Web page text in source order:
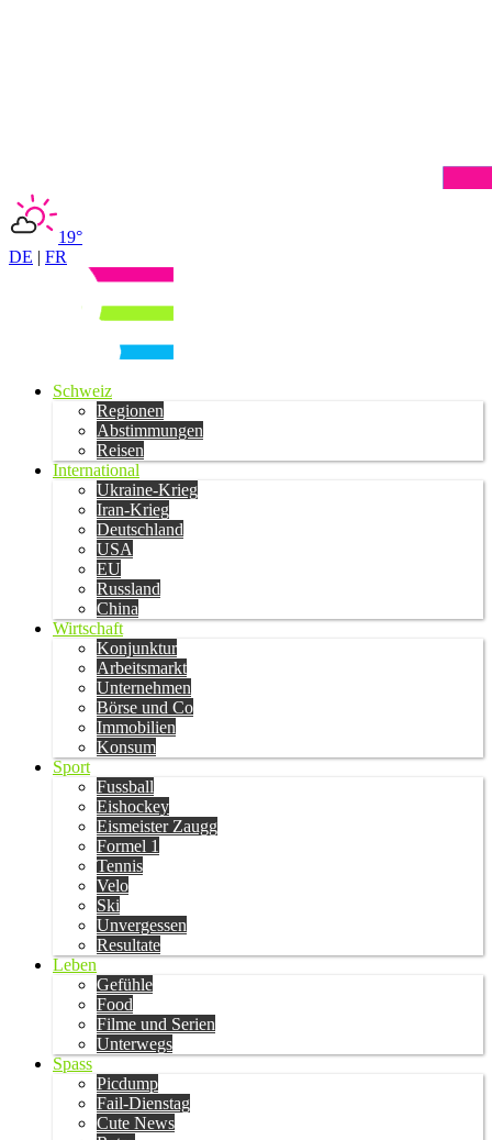
19°
DE | FR
Schweiz
Regionen
Abstimmungen
Reisen
International
Ukraine-Krieg
Iran-Krieg
Deutschland
USA
EU
Russland
China
Wirtschaft
Konjunktur
Arbeitsmarkt
Unternehmen
Börse und Co
Immobilien
Konsum
Sport
Fussball
Eishockey
Eismeister Zaugg
Formel 1
Tennis
Velo
Ski
Unvergessen
Resultate
Leben
Gefühle
Food
Filme und Serien
Unterwegs
Spass
Picdump
Fail-Dienstag
Cute News